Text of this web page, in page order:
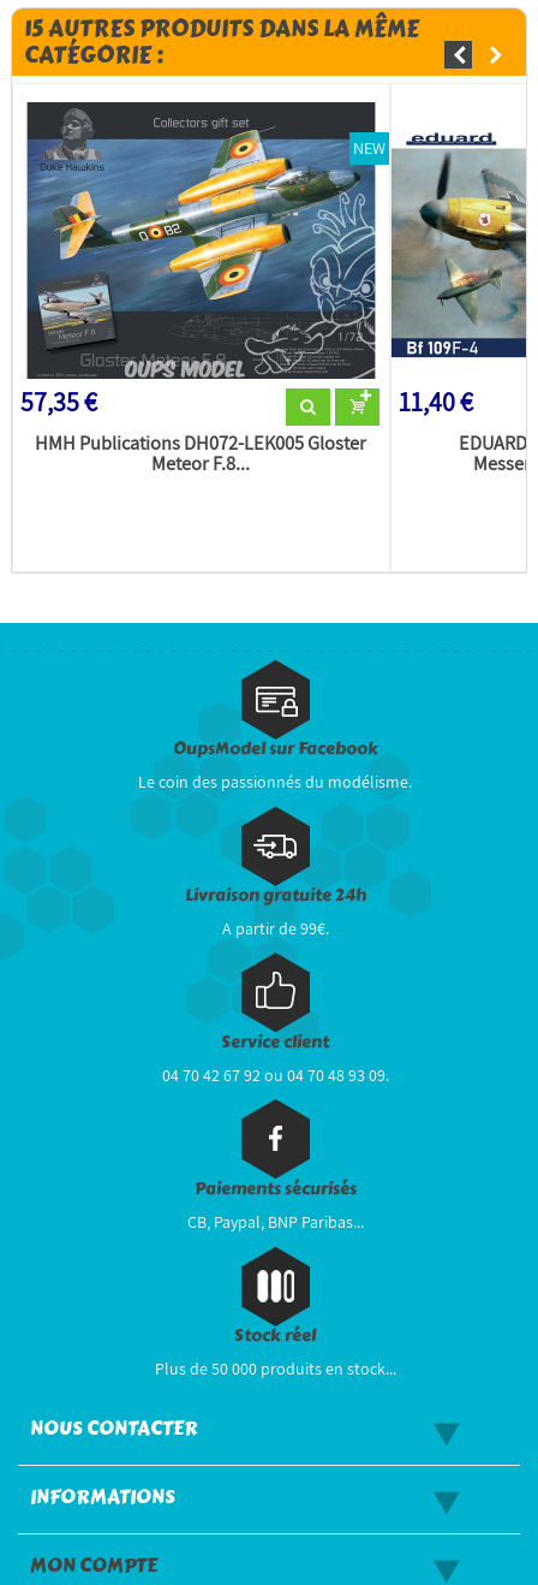
15 AUTRES PRODUITS DANS LA MÊME
CATÉGORIE :
NEW
57,35 €
HMH Publications DH072-LEK005 Gloster
Meteor F.8...
11,40 €
OupsModel sur Facebook
Le coin des passionnés du modélisme.
Livraison gratuite 24h
A partir de 99€.
Service client
04 70 42 67 92 ou 04 70 48 93 09.
Paiements sécurisés
CB, Paypal, BNP Paribas...
Stock réel
Plus de 50 000 produits en stock...
NOUS CONTACTER
INFORMATIONS
MON COMPTE